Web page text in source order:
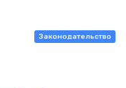
Законодательство